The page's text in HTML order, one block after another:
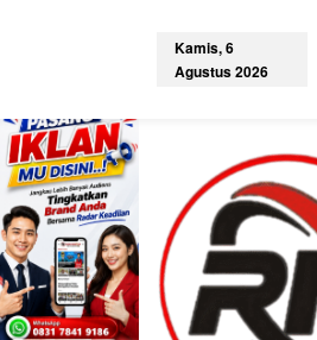
i
k
k
n
t
e
n
Kamis, 6
Agustus 2026